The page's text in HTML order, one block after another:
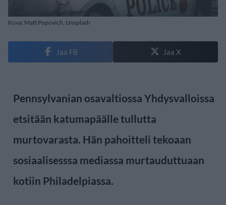
Kuva: Matt Popovich, Unsplash
Jaa FB Jaa X
Pennsylvanian osavaltiossa Yhdysvalloissa
etsitään katumapäälle tullutta
murtovarasta. Hän pahoitteli tekoaan
sosiaalisesssa mediassa murtauduttuaan
kotiin Philadelpiassa.